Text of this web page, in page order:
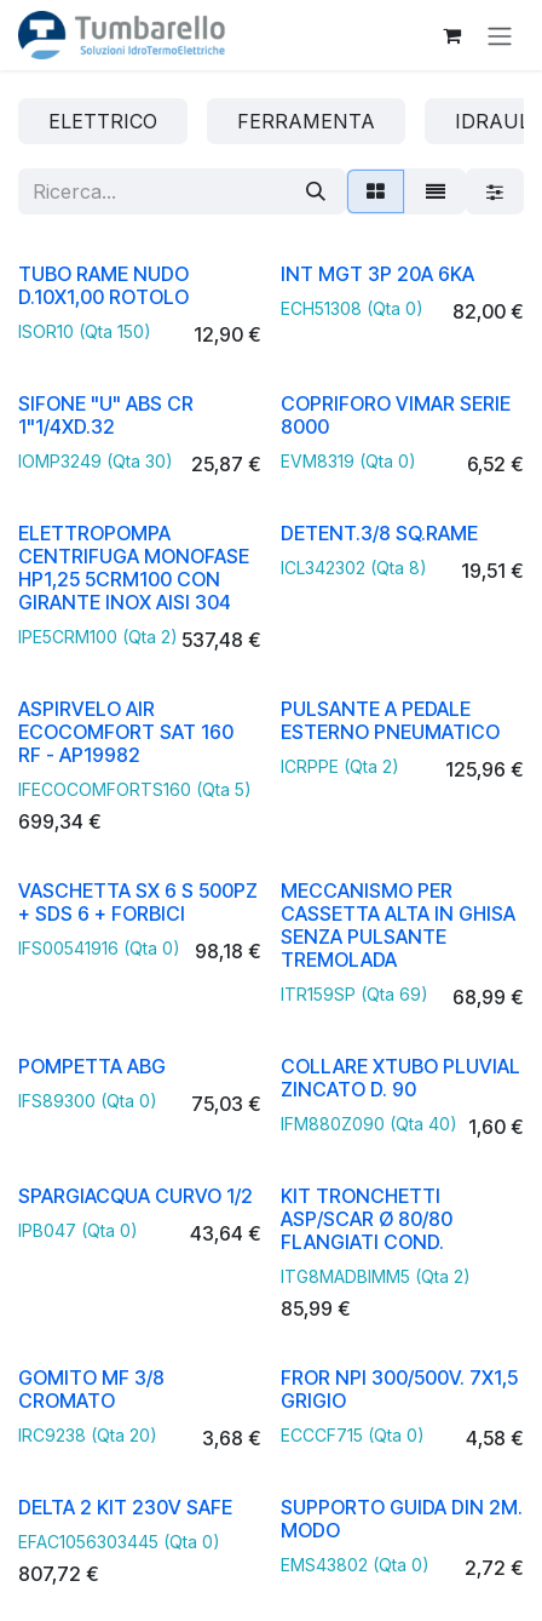
Passa al contenuto
ELETTRICO FERRAMENTA
TUBO RAME NUDO
D.10X1,00 ROTOLO
ISOR10 (Qta 150) 12,90€
INT MGT 3P 20A 6KA
ECH51308 (Qta 0) 82,00€
SIFONE "U" ABS CR
1"1/4XD.32
IOMP3249 (Qta 30) 25,87 €
COPRIFORO VIMAR SERIE
8000
EVM8319 (Qta 0) 6,52 €
ELETTROPOMPA
CENTRIFUGA MONOFASE
HP1,25 5CRM100 CON
GIRANTE INOX AISI 304
IPE5CRM100 (Qta 2) 537,48 €
DETENT.3/8 SQ.RAME
ICL342302 (Qta 8) 19,51 €
ASPIRVELO AIR
ECOCOMFORT SAT 160
RF - AP19982
IFECOCOMFORTS160 (Qta 5)
699,34 €
PULSANTE A PEDALE
ESTERNO PNEUMATICO
ICRPPE (Qta 2) 125,96 €
VASCHETTA SX 6 S 500PZ
+ SDS 6 + FORBICI
IFS00541916 (Qta 0) 98,18 €
MECCANISMO PER
CASSETTA ALTA IN GHISA
SENZA PULSANTE
TREMOLADA
ITR159SP (Qta 69) 68,99 €
POMPETTA ABG
IFS89300 (Qta 0) 75,03 €
COLLARE XTUBO PLUVIAL
ZINCATO D. 90
IFM880Z090 (Qta 40) 1,60€
SPARGIACQUA CURVO 1/2
IPB047 (Qta 0) 43,64 €
KIT TRONCHETTI
ASP/SCAR Ø 80/80
FLANGIATI COND.
ITG8MADBIMM5 (Qta 2)
85,99 €
GOMITO MF 3/8
CROMATO
IRC9238 (Qta 20) 3,68 €
FROR NPI 300/500V. 7X1,5
GRIGIO
ECCCF715 (Qta 0) 4,58 €
DELTA 2 KIT 230V SAFE
EFAC1056303445 (Qta 0)
807,72 €
SUPPORTO GUIDA DIN 2M.
MODO
EMS43802 (Qta 0) 2,72 €